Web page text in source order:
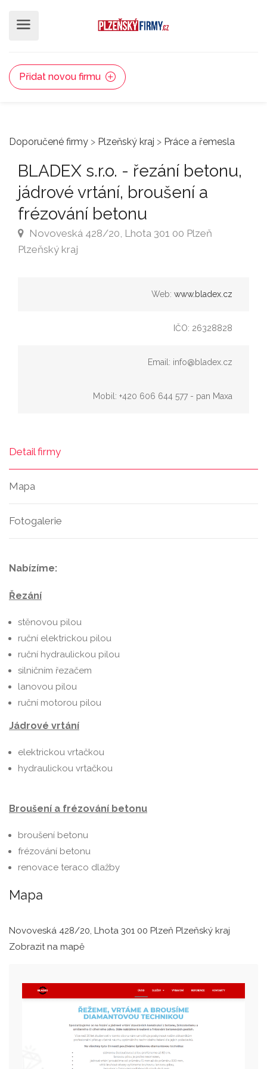
Přidat novou firmu
Doporučené firmy > Plzeňský kraj > Práce a řemesla
BLADEX s.r.o. - řezání betonu,
jádrové vrtání, broušení a
frézování betonu
Novoveská 428/20, Lhota 301 00 Plzeň
Plzeňský kraj
Web: www.bladex.cz
IČO: 26328828
Email: info@bladex.cz
Mobil: +420 606 644 577 - pan Maxa
Detail firmy
Mapa
Fotogalerie
Nabízíme:
Řezání
stěnovou pilou
ruční elektrickou pilou
ruční hydraulickou pilou
silničním řezačem
lanovou pilou
ruční motorou pilou
Jádrové vrtání
elektrickou vrtačkou
hydraulickou vrtačkou
Broušení a frézování betonu
broušení betonu
frézování betonu
renovace teraco dlažby
Mapa
Novoveská 428/20, Lhota 301 00 Plzeň Plzeňský kraj
Zobrazit na mapě